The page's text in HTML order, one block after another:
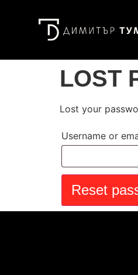
LOST
Lost your
Username or
Reset